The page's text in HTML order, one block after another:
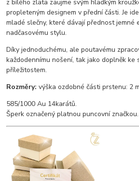
z bílého zlata zaujme svým hladkým
propleteným designem v přední části. Je
mladé slečny, které dávají přednost jemné
nadčasovému stylu.
Díky jednoduchému, ale poutavému
každodennímu nošení, tak jako doplněk ke
příležitostem.
Rozměry: výška ozdobné části prstenu: 2
585/1000 Au 14karátů.
Šperk označený platnou puncovní značkou.